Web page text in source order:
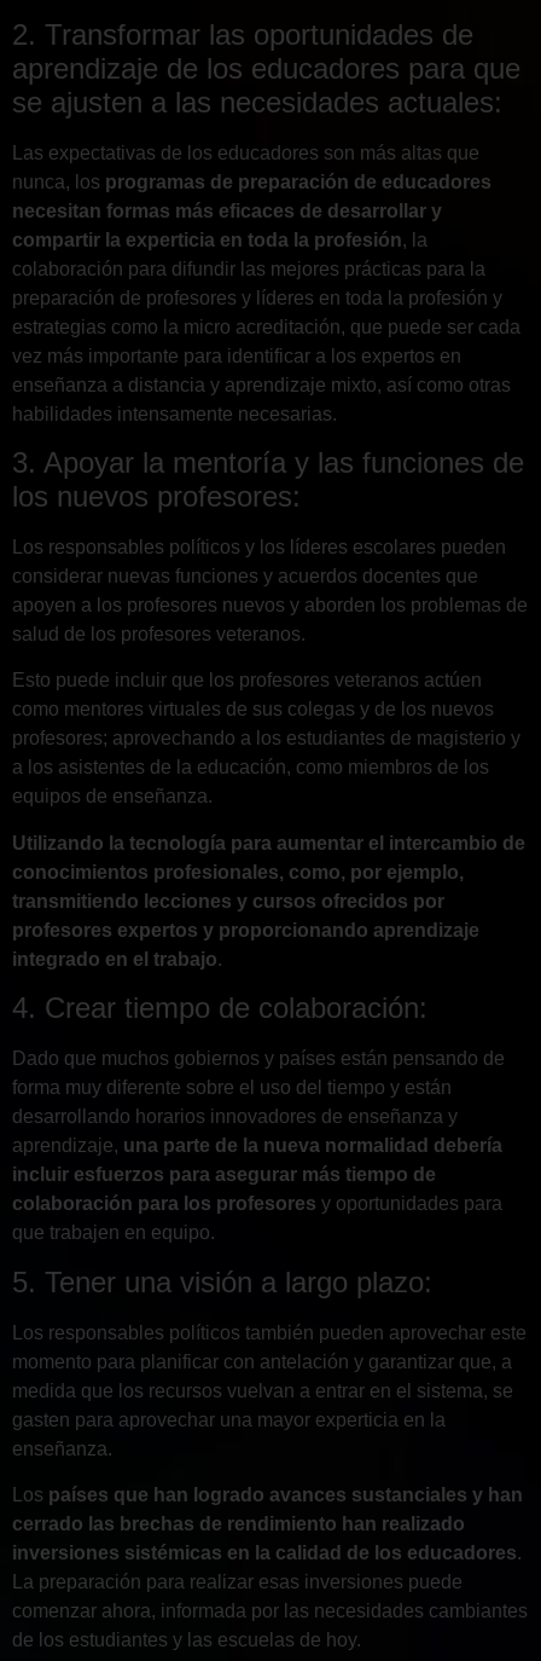
2. Transformar las oportunidades de
aprendizaje de los educadores para que
se ajusten a las necesidades actuales:
Las expectativas de los educadores son más altas que
nunca, los programas de preparación de educadores
necesitan formas más eficaces de desarrollar y
compartir la experticia en toda la profesión, la
colaboración para difundir las mejores prácticas para la
preparación de profesores y líderes en toda la profesión y
estrategias como la micro acreditación, que puede ser cada
vez más importante para identificar a los expertos en
enseñanza a distancia y aprendizaje mixto, así como otras
habilidades intensamente necesarias.
3. Apoyar la mentoría y las funciones de
los nuevos profesores:
Los responsables políticos y los líderes escolares pueden
considerar nuevas funciones y acuerdos docentes que
apoyen a los profesores nuevos y aborden los problemas de
salud de los profesores veteranos.
Esto puede incluir que los profesores veteranos actúen
como mentores virtuales de sus colegas y de los nuevos
profesores; aprovechando a los estudiantes de magisterio y
a los asistentes de la educación, como miembros de los
equipos de enseñanza.
Utilizando la tecnología para aumentar el intercambio de
conocimientos profesionales, como, por ejemplo,
transmitiendo lecciones y cursos ofrecidos por
profesores expertos y proporcionando aprendizaje
integrado en el trabajo.
4. Crear tiempo de colaboración:
Dado que muchos gobiernos y países están pensando de
forma muy diferente sobre el uso del tiempo y están
desarrollando horarios innovadores de enseñanza y
aprendizaje, una parte de la nueva normalidad debería
incluir esfuerzos para asegurar más tiempo de
colaboración para los profesores y oportunidades para
que trabajen en equipo.
5. Tener una visión a largo plazo:
Los responsables políticos también pueden aprovechar este
momento para planificar con antelación y garantizar que, a
medida que los recursos vuelvan a entrar en el sistema, se
gasten para aprovechar una mayor experticia en la
enseñanza.
Los países que han logrado avances sustanciales y han
cerrado las brechas de rendimiento han realizado
inversiones sistémicas en la calidad de los educadores.
La preparación para realizar esas inversiones puede
comenzar ahora, informada por las necesidades cambiantes
de los estudiantes y las escuelas de hoy.